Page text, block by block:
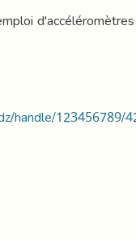
handle/123456789/